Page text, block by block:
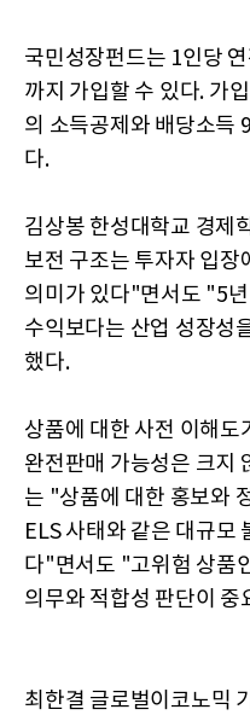
국민성장펀드는 1인당
까지 가입할 수 있다. 가
의 소득공제와 배당소득
다.
김상봉 한성대학교 경제
보전 구조는 투자자 입장
의미가 있다"면서도 "5년
수익보다는 산업 성장성
했다.
상품에 대한 사전 이해도
완전판매 가능성은 크지
는 "상품에 대한 홍보와
ELS 사태와 같은 대규모
다"면서도 "고위험 상품
의무와 적합성 판단이
최한결 글로벌이코노믹